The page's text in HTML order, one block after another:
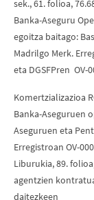
sek., 61. folioa,
Banka-Aseguru
egoitza baitago:
Madrilgo Merk.
eta DGSFPren OV-
Komertzializazioa
Banka-Aseguruen
Aseguruen eta
Erregistroan OV-
Liburukia, 89.
agentzien
daitezkeen